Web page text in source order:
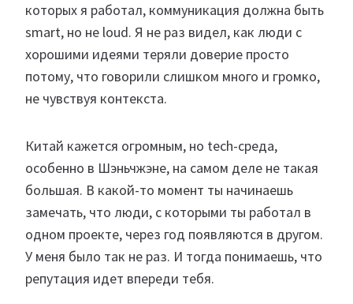
которых я работал, коммуникация должна быть
smart, но не loud. Я не раз видел, как люди с
хорошими идеями теряли доверие просто
потому, что говорили слишком много и громко,
не чувствуя контекста.
Китай кажется огромным, но tech-среда,
особенно в Шэньчжэне, на самом деле не такая
большая. В какой-то момент ты начинаешь
замечать, что люди, с которыми ты работал в
одном проекте, через год появляются в другом.
У меня было так не раз. И тогда понимаешь, что
репутация идет впереди тебя.